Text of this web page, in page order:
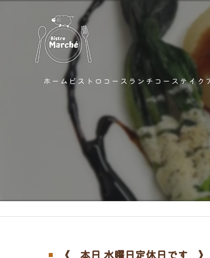
ホームビストロコース ランチコース テイク
《 本日.水曜日定休日です 》